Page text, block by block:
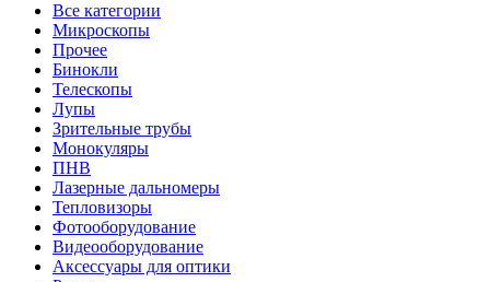
Все категории
Микроскопы
Прочее
Бинокли
Телескопы
Лупы
Зрительные трубы
Монокуляры
ПНВ
Лазерные дальномеры
Тепловизоры
Фотооборудование
Видеооборудование
Аксессуары для оптики